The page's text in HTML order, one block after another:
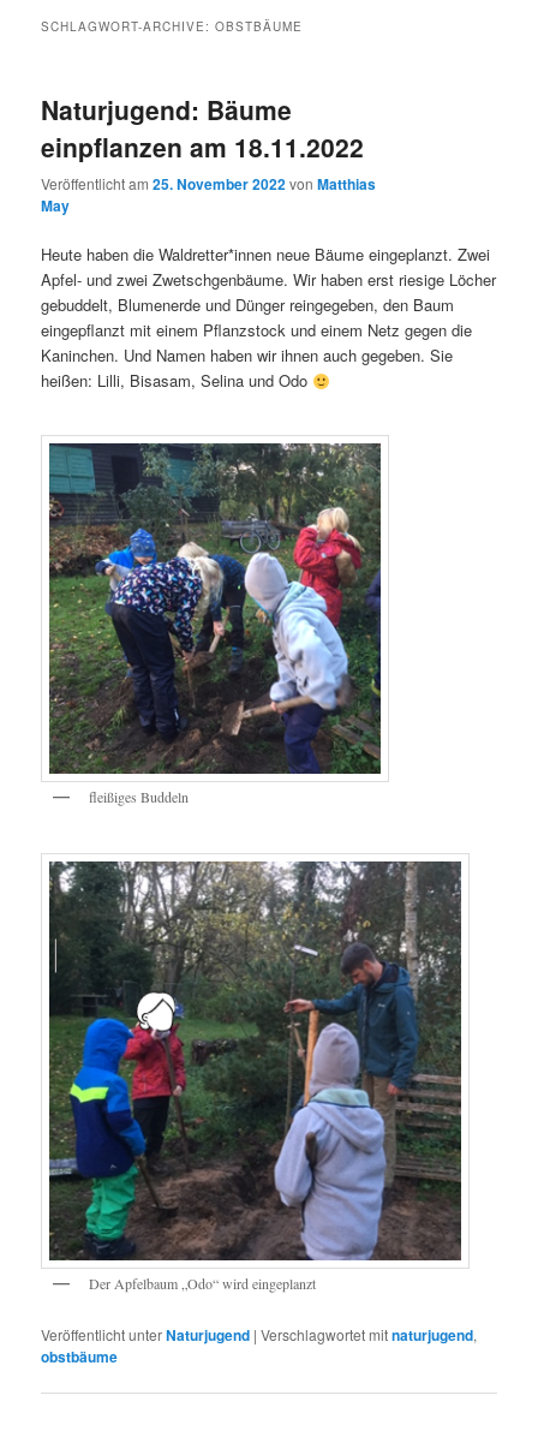
SCHLAGWORT-ARCHIVE:OBSTBÄUME
Naturjugend: Bäume
einpflanzen am 18.11.2022
Veröffentlicht am25. November 2022vonMatthias
May
Heute haben die Waldretter*innen neue Bäume eingeplanzt. Zwei
Apfel- und zwei Zwetschgenbäume. Wir haben erst riesige Löcher
gebuddelt, Blumenerde und Dünger reingegeben, den Baum
eingepflanzt mit einem Pflanzstock und einem Netz gegen die
Kaninchen. Und Namen haben wir ihnen auch gegeben. Sie
heißen: Lilli, Bisasam, Selina und Odo
fleißiges Buddeln
Der Apfelbaum „Odo“ wird eingeplanzt
Veröffentlicht unterNaturjugend |Verschlagwortet mitnaturjugend,
obstbäume